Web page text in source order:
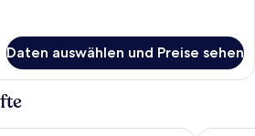
Daten auswählen und Preise sehen